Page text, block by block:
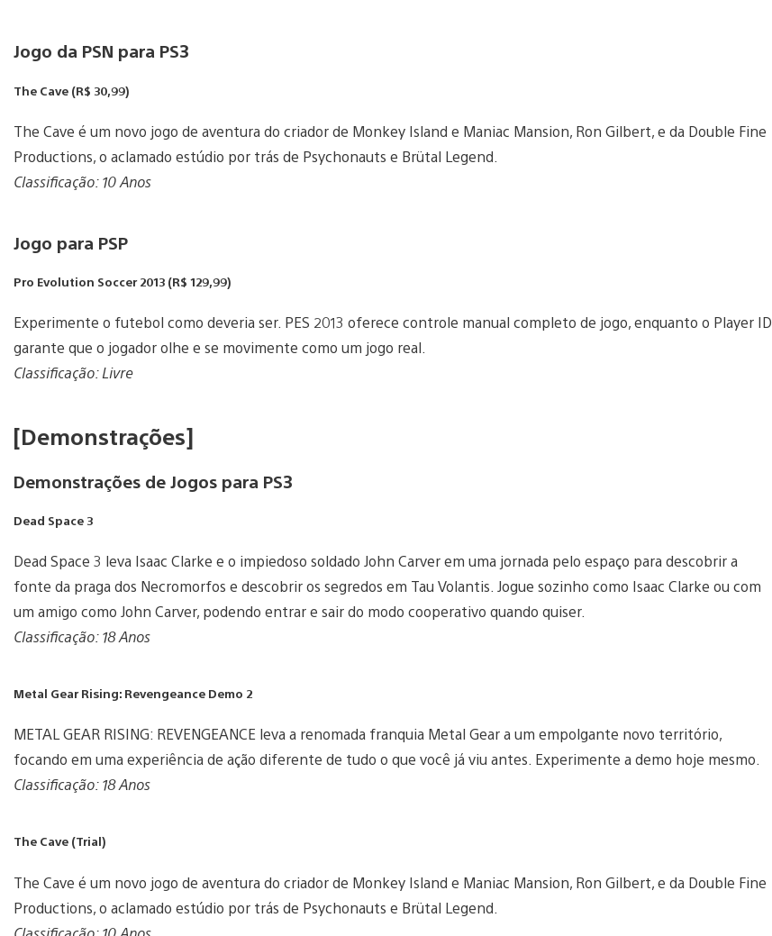
Jogo da PSN para PS3
The Cave (R$ 30,99)
The Cave é um novo jogo de aventura do criador de Monkey Island e Maniac Mansion, Ron Gilbert, e da Double Fine
Productions, o aclamado estúdio por trás de Psychonauts e Brütal Legend.
Classificação: 10 Anos
Jogo para PSP
Pro Evolution Soccer 2013 (R$ 129,99)
Experimente o futebol como deveria ser. PES 2013 oferece controle manual completo de jogo, enquanto o Player ID
garante que o jogador olhe e se movimente como um jogo real.
Classificação: Livre
[Demonstrações]
Demonstrações de Jogos para PS3
Dead Space 3
Dead Space 3 leva Isaac Clarke e o impiedoso soldado John Carver em uma jornada pelo espaço para descobrir a
fonte da praga dos Necromorfos e descobrir os segredos em Tau Volantis. Jogue sozinho como Isaac Clarke ou com
um amigo como John Carver, podendo entrar e sair do modo cooperativo quando quiser.
Classificação: 18 Anos
Metal Gear Rising: Revengeance Demo 2
METAL GEAR RISING: REVENGEANCE leva a renomada franquia Metal Gear a um empolgante novo território,
focando em uma experiência de ação diferente de tudo o que você já viu antes. Experimente a demo hoje mesmo.
Classificação: 18 Anos
The Cave (Trial)
The Cave é um novo jogo de aventura do criador de Monkey Island e Maniac Mansion, Ron Gilbert, e da Double Fine
Productions, o aclamado estúdio por trás de Psychonauts e Brütal Legend.